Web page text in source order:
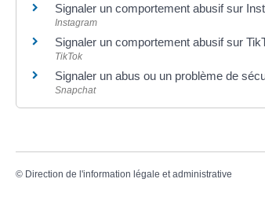
Signaler un comportement abusif sur
Instagram
Signaler un comportement abusif sur
TikTok
Signaler un abus ou un problème de
Snapchat
© Direction de l'information légale et administrative